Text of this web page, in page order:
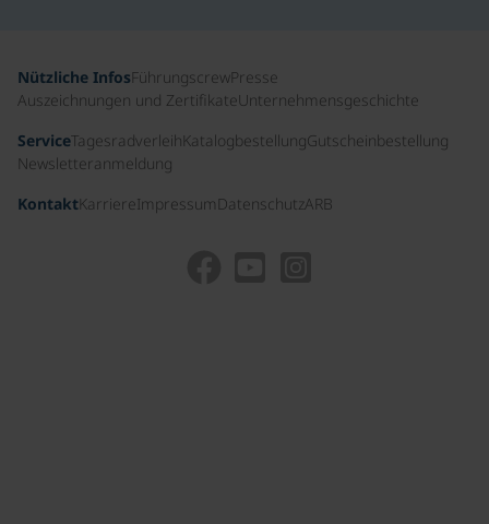
Nützliche InfosFührungscrewPresse
Auszeichnungen und ZertifikateUnternehmensgeschichte
ServiceTagesradverleihKatalogbestellungGutscheinbestellung
Newsletteranmeldung
KontaktKarriereImpressum DatenschutzARB